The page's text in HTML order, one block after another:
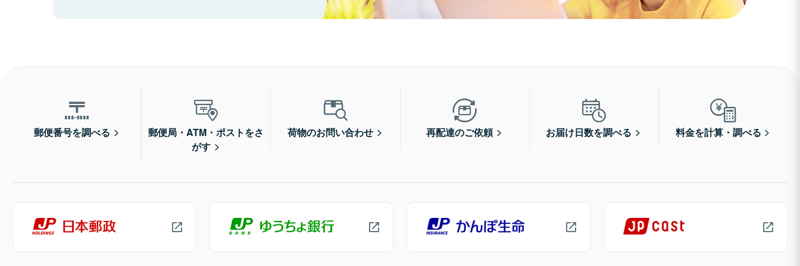
郵便番号を調べる
郵便局・ATM・ポストをさ
がす
荷物のお問い合わせ 再配達のご依頼 お届け日数を調べる 料金を計算・調べる